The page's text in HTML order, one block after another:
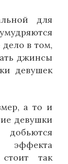
для
дело в том,
джинсы
девушек
а то и
девушки
так